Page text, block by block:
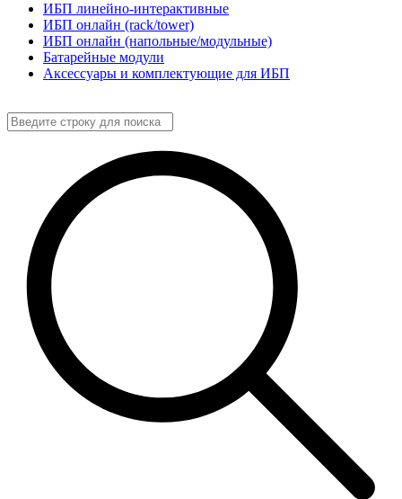
ИБП линейно-интерактивные
ИБП онлайн (rack/tower)
ИБП онлайн (напольные/модульные)
Батарейные модули
Аксессуары и комплектующие для ИБП